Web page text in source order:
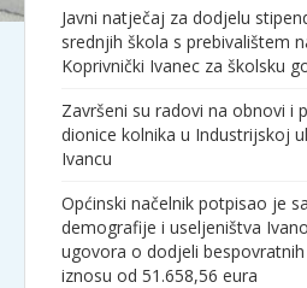
Javni natječaj za dodjelu
srednjih škola s prebivalištem
Koprivnički Ivanec za školsku
Završeni su radovi na obnovi i
dionice kolnika u Industrijskoj
Ivancu
Općinski načelnik potpisao je
demografije i useljeništva
ugovora o dodjeli
iznosu od 51.658,56 eura